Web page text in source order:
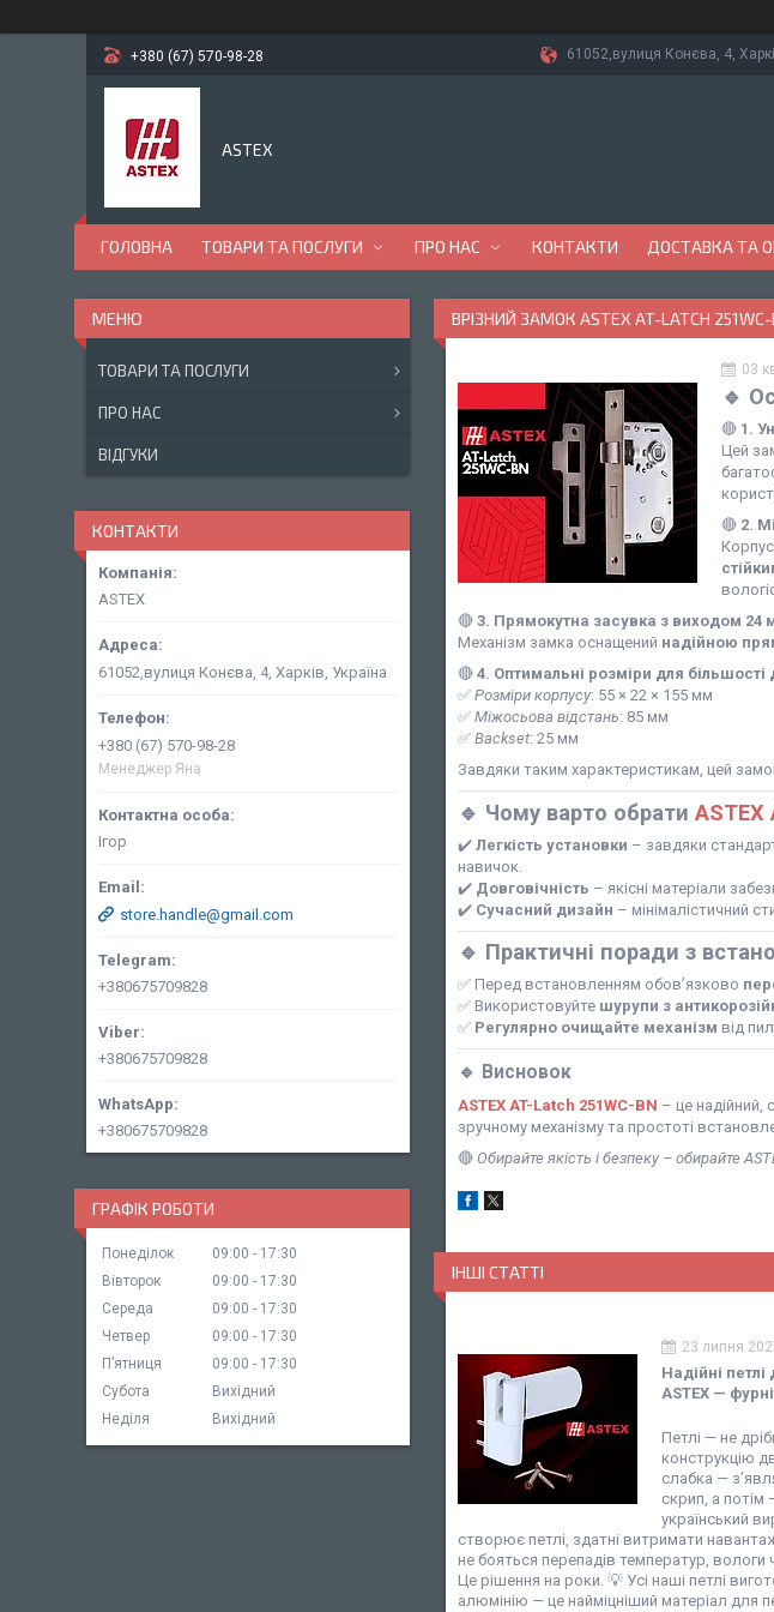
+380 (67) 570-98-28 61052,вулиця Конєва, 4,
ASTEX
ГОЛОВНА ТОВАРИ ТА ПОСЛУГИ ПРО НАС КОНТАКТИ ДОСТАВКА ТА
ВРІЗНИЙ ЗАМОК ASTEX AT-LATCH
03
🔹
🔴 1.
Цей
🔴 2.
🔴 3. Прямокутна засувка з виходом 24
Механізм замка оснащений надійною
🔴 4. Оптимальні розміри для більшості
✅ Розміри корпусу: 55 × 22 × 155 мм
✅ Міжосьова відстань: 85 мм
✅ Backset: 25 мм
Завдяки таким характеристикам, цей
🔹 Чому варто обрати ASTEX
✔️ Легкість установки – завдяки
навичок.
✔️ Довговічність – якісні матеріали
✔️ Сучасний дизайн – мінімалістичний
🔹 Практичні поради з
✅ Перед встановленням обов’язково
✅ Використовуйте шурупи з
✅ Регулярно очищайте механізм від
🔹 Висновок
ASTEX AT-Latch 251WC-BN – це надійний,
зручному механізму та простоті
🔴 Обирайте якість і безпеку – обирайте
ІНШІ СТАТТІ
23 липня
Надійні
ASTEX —
Петлі — не
конструкцію
слабка —
скрип, а потім
український
створює петлі, здатні витримати
не бояться перепадів температур, вологи
Це рішення на роки. 💡 Усі наші петлі
алюмінію — це найміцніший матеріал для
ТОВАРИ ТА ПОСЛУГИ
ПРО НАС
ВІДГУКИ
КОНТАКТИ
ASTEX
61052,вулиця Конєва, 4, Харків, Україна
+380 (67) 570-98-28
Менеджер Яна
Ігор
store.handle@gmail.com
+380675709828
+380675709828
+380675709828
ГРАФІК РОБОТИ
Понеділок 09:00
17:30
Вівторок
09:00
17:30
Середа
09:00
17:30
Четвер
09:00
17:30
Пʼятниця
09:00
17:30
Субота
Вихідний
Неділя
Вихідний